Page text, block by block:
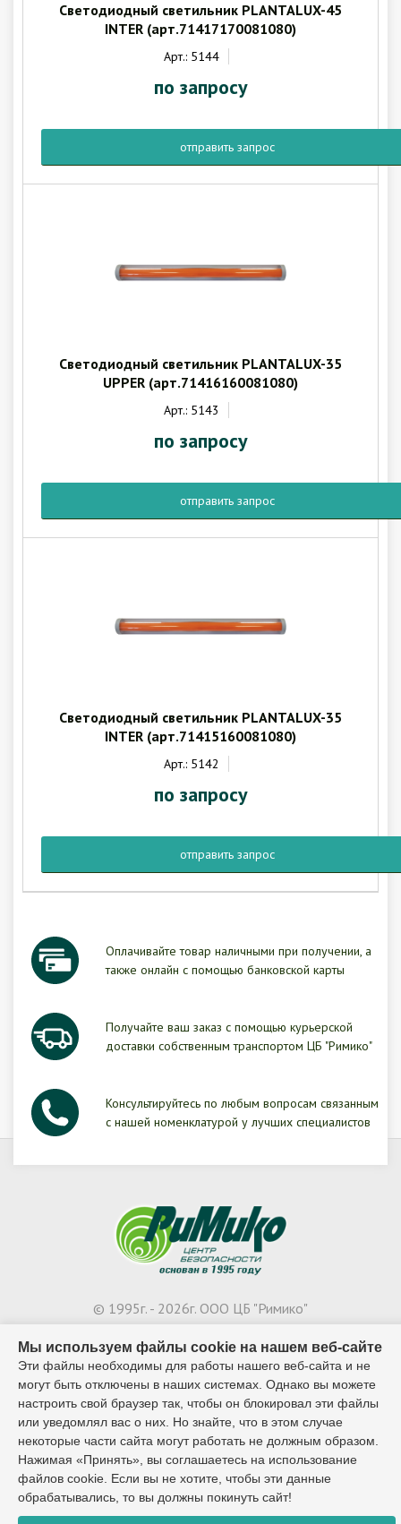
Светодиодный светильник PLANTALUX-45
INTER (арт.71417170081080)
Арт.: 5144
по запросу
отправить запрос
Светодиодный светильник PLANTALUX-35
UPPER (арт.71416160081080)
Арт.: 5143
по запросу
отправить запрос
Светодиодный светильник PLANTALUX-35
INTER (арт.71415160081080)
Арт.: 5142
по запросу
отправить запрос
Оплачивайте товар наличными при получении, а
также онлайн с помощью банковской карты
Получайте ваш заказ с помощью курьерской
доставки собственным транспортом ЦБ "Римико"
Консультируйтесь по любым вопросам связанным
с нашей номенклатурой у лучших специалистов
© 1995г. - 2026г. ООО ЦБ "Римико"
Контактный телефон:
8 (8482) 65-02-27
Разработка сайта:
Мы используем файлы cookie на нашем веб-сайте
Эти файлы необходимы для работы нашего веб-сайта и не
могут быть отключены в наших системах. Однако вы можете
настроить свой браузер так, чтобы он блокировал эти файлы
или уведомлял вас о них. Но знайте, что в этом случае
некоторые части сайта могут работать не должным образом.
Нажимая «Принять», вы соглашаетесь на использование
файлов cookie. Если вы не хотите, чтобы эти данные
обрабатывались, то вы должны покинуть сайт!